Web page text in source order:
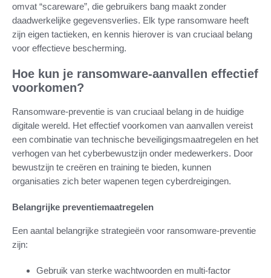
omvat “scareware”, die gebruikers bang maakt zonder
daadwerkelijke gegevensverlies. Elk type ransomware heeft
zijn eigen tactieken, en kennis hierover is van cruciaal belang
voor effectieve bescherming.
Hoe kun je ransomware-aanvallen effectief
voorkomen?
Ransomware-preventie is van cruciaal belang in de huidige
digitale wereld. Het effectief voorkomen van aanvallen vereist
een combinatie van technische beveiligingsmaatregelen en het
verhogen van het cyberbewustzijn onder medewerkers. Door
bewustzijn te creëren en training te bieden, kunnen
organisaties zich beter wapenen tegen cyberdreigingen.
Belangrijke preventiemaatregelen
Een aantal belangrijke strategieën voor ransomware-preventie
zijn:
Gebruik van sterke wachtwoorden en multi-factor